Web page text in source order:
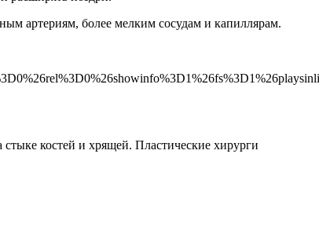
артериям, более мелким сосудам и капиллярам.
костей и хрящей. Пластические хирурги